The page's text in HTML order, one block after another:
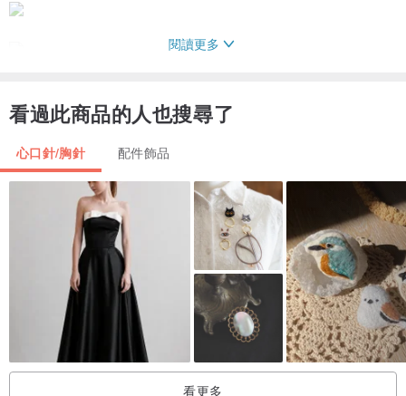
另一名稱又叫做安全扣
會扣的緊緊的不容易掉哦~
其他還有這幾款的~
**/ 出貨時間: 1-3日出貨（不含星期六、假日）
閱讀更多
看過此商品的人也搜尋了
心口針/胸針 配件飾品
看更多